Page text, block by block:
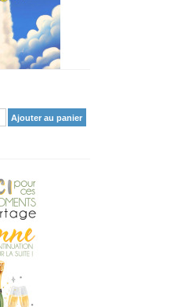
Ajouter au panier